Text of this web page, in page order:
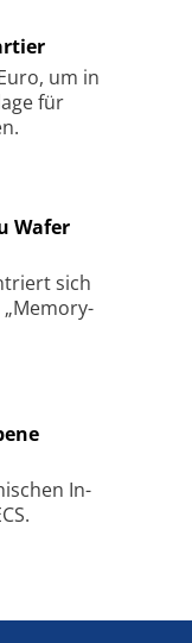
um in
für
Wafer
sich
In­